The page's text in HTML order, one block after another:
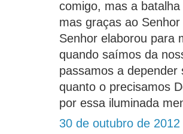
comigo, mas a
mas graças ao
Senhor elaborou para
quando saímos da
passamos a
quanto o precisamos
por essa iluminada
30 de outubro de 2012